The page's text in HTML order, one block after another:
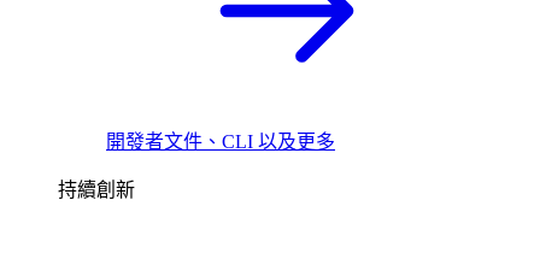
開發者文件、CLI 以及更多
持續創新